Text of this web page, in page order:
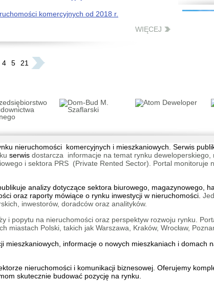
komercyjnych od 2018 r.
WIĘCEJ
4 5 21
nieruchomości komercyjnych i mieszkaniowych. Serwis
serwis dostarcza informacje na temat rynku
i sektora PRS (Private Rented Sector). Portal monitoruje
analizy dotyczące sektora biurowego, magazynowego,
oraz raporty mówiące o rynku inwestycji w nieruchomości.
inwestorów, doradców oraz analityków.
i popytu na nieruchomości oraz perspektyw rozwoju rynku.
Polski, takich jak Warszawa, Kraków, Wrocław,
mieszkaniowych, informacje o nowych mieszkaniach i domach
nieruchomości i komunikacji biznesowej. Oferujemy
skutecznie budować pozycję na rynku.